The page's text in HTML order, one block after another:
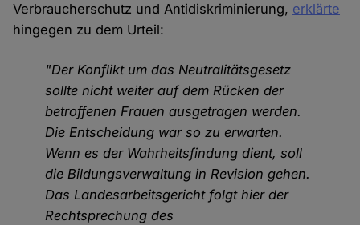
Verbraucherschutz und Antidiskriminierung, erklärte
hingegen zu dem Urteil:
"Der Konflikt um das Neutralitätsgesetz
sollte nicht weiter auf dem Rücken der
betroffenen Frauen ausgetragen werden.
Die Entscheidung war so zu erwarten.
Wenn es der Wahrheitsfindung dient, soll
die Bildungsverwaltung in Revision gehen.
Das Landesarbeitsgericht folgt hier der
Rechtsprechung des